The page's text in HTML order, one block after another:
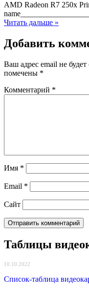
AMD Radeon R7 250x
Читать дальше »
Добавить
Ваш адрес email не
помечены *
Комментарий *
Имя *
Email *
Сайт
Таблицы
10.10.2022
Список-таблица